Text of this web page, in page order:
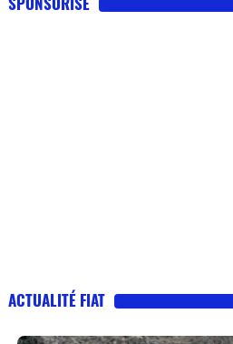
ACTUALITÉ FIAT